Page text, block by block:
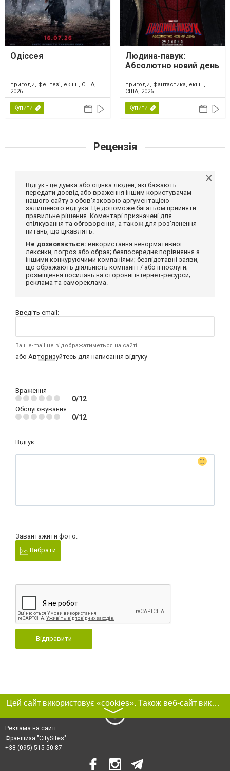
Одіссея
пригоди, фентезі, екшн, США,
2026
Купити
Людина-павук:
Абсолютно новий день
пригоди, фантастика, екшн,
США, 2026
Купити
Рецензія
Відгук - це думка або оцінка людей, які бажають
передати досвід або враження іншим користувачам
нашого сайту з обов'язковою аргументацією
залишеного відгука. Це допоможе багатьом прийняти
правильне рішення. Коментарі призначені для
спілкування та обговорення, а також для роз'яснення
питань, що цікавлять.
Не дозволяється: використання ненормативної
лексики, погроз або образ; безпосереднє порівняння з
іншими конкуруючими компаніями; безпідставні заяви,
що ображають діяльність компанії і / або її послуги;
розміщення посилань на сторонні інтернет-ресурси;
реклама та самореклама.
Введіть email:
Ваш e-mail не відображатиметься на сайті
або Авторизуйтесь для написання відгуку
Враження
0/12
Обслуговування
0/12
Відгук:
Завантажити фото:
Вибрати
Відправити
Цей сайт використовує «cookies». Також веб-сайт використовує інтернет-сервіс для збору технічних даних стосовно відвідувачів з метою отримання маркетингової та статистичної інформації. Умови обробки даних відвідувачів сайту див.
〉
Реклама на сайті
Франшиза "CitySites"
+38 (095) 515-50-87